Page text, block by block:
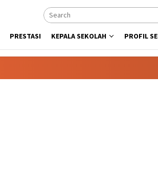
PRESTASI KEPALA SEKOLAH PROFIL